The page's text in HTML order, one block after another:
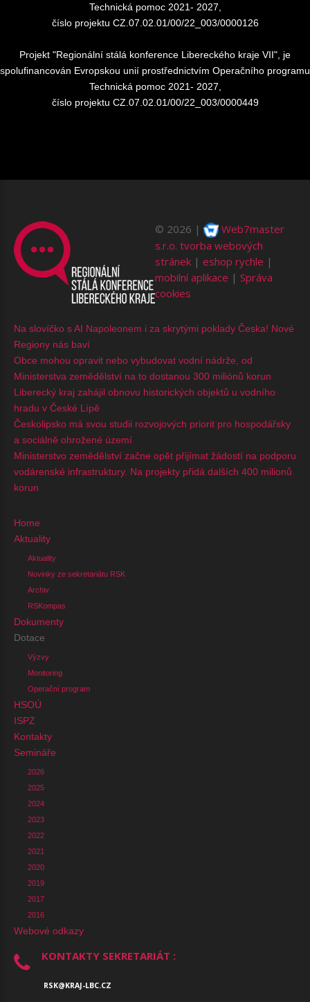
Technická pomoc 2021- 2027,
číslo projektu CZ.07.02.01/00/22_003/0000126
Projekt "Regionální stálá konference Libereckého kraje VII", je
spolufinancován Evropskou unií prostřednictvím Operačního programu
Technická pomoc 2021- 2027,
číslo projektu CZ.07.02.01/00/22_003/0000449
© 2026
Web7master
s.r.o. tvorba webových
stránek | eshop rychle |
mobilní aplikace | Správa
cookies
Na slovíčko s AI Napoleonem i za skrytými poklady Česka! Nové
Regiony nás baví
Obce mohou opravit nebo vybudovat vodní nádrže, od
Ministerstva zemědělství na to dostanou 300 miliónů korun
Liberecký kraj zahájil obnovu historických objektů u vodního
hradu v České Lípě
Českolipsko má svou studii rozvojových priorit pro hospodářsky
a sociálně ohrožené území
Ministerstvo zemědělství začne opět přijímat žádostí na podporu
vodárenské infrastruktury. Na projekty přidá dalších 400 milionů
korun
Home
Aktuality
Aktuality
Novinky ze sekretariátu RSK
Archiv
RSKompas
Dokumenty
Dotace
Výzvy
Monitoring
Operační program
HSOÚ
ISPZ
Kontakty
Semináře
2026
2025
2024
2023
2022
2021
2020
2019
2017
2016
Webové odkazy
KONTAKTY SEKRETARIÁT :
RSK@KRAJ-LBC.CZ